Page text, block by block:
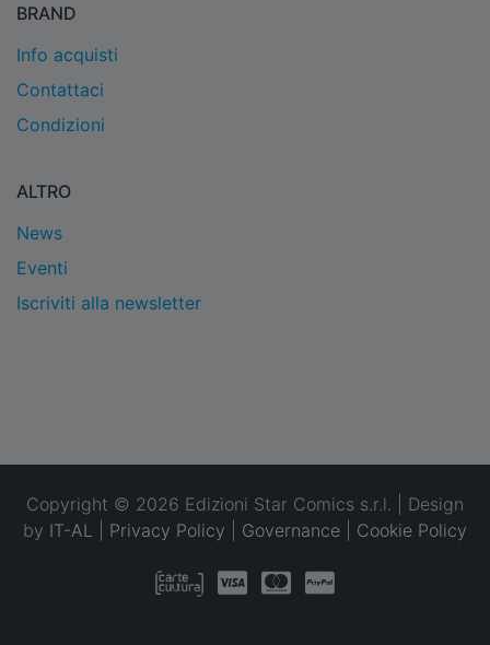
BRAND
Info acquisti
Contattaci
Condizioni
ALTRO
News
Eventi
Iscriviti alla newsletter
Copyright © 2026 Edizioni Star Comics s.r.l. | Design
by IT-AL Privacy Policy Governance Cookie Policy